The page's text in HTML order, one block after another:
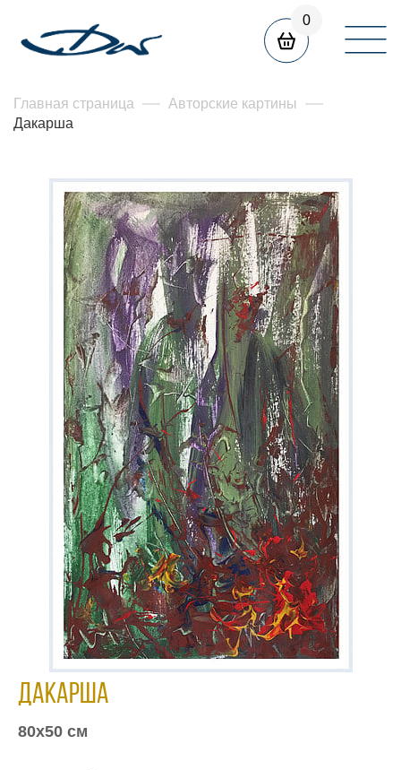
0
Главная страница
Авторские картины
Дакарша
Дакарша
80х50 см